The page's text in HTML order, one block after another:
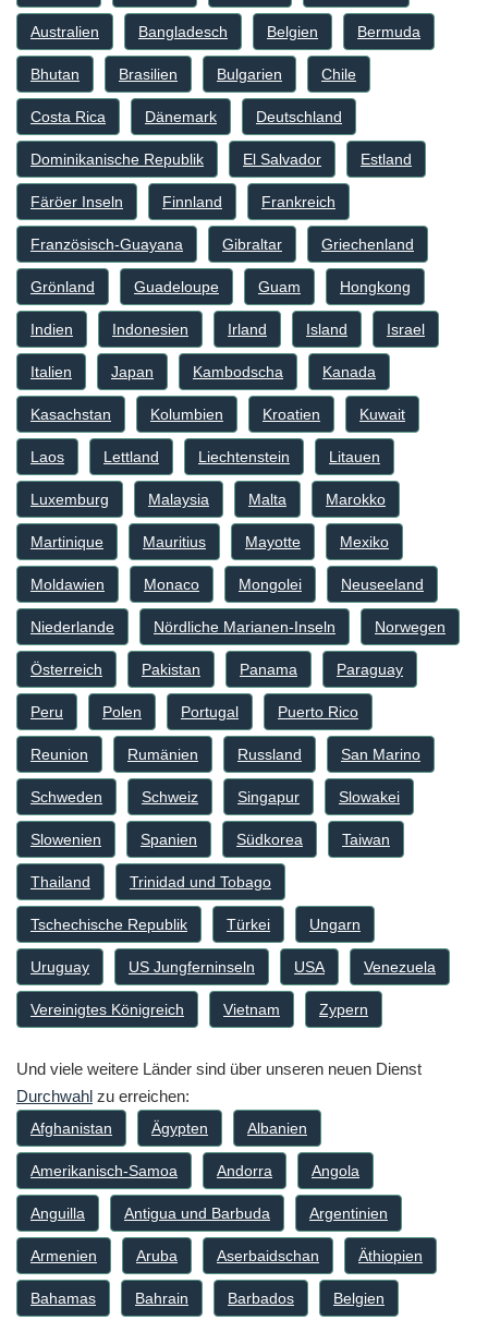
Australien Bangladesch Belgien Bermuda
Bhutan Brasilien Bulgarien Chile
Costa Rica Dänemark Deutschland
Dominikanische Republik El Salvador Estland
Färöer Inseln Finnland Frankreich
Französisch-Guayana Gibraltar Griechenland
Grönland Guadeloupe Guam Hongkong
Indien Indonesien Irland Island Israel
Italien Japan Kambodscha Kanada
Kasachstan Kolumbien Kroatien Kuwait
Laos Lettland Liechtenstein Litauen
Luxemburg Malaysia Malta Marokko
Martinique Mauritius Mayotte Mexiko
Moldawien Monaco Mongolei Neuseeland
Niederlande Nördliche Marianen-Inseln Norwegen
Österreich Pakistan Panama Paraguay
Peru Polen Portugal Puerto Rico
Reunion Rumänien Russland San Marino
Schweden Schweiz Singapur Slowakei
Slowenien Spanien Südkorea Taiwan
Thailand Trinidad und Tobago
Tschechische Republik Türkei Ungarn
Uruguay US Jungferninseln USA Venezuela
Vereinigtes Königreich Vietnam Zypern
Und viele weitere Länder sind über unseren neuen Dienst
Durchwahl zu erreichen:
Afghanistan Ägypten Albanien
Amerikanisch-Samoa Andorra Angola
Anguilla Antigua und Barbuda Argentinien
Armenien Aruba Aserbaidschan Äthiopien
Bahamas Bahrain Barbados Belgien